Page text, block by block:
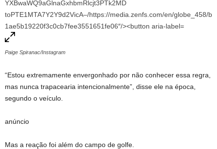
Paige Spiranac/Instagram
“Estou extremamente envergonhado por não conhecer essa regra,
mas nunca trapacearia intencionalmente”, disse ele na época,
segundo o veículo.
anúncio
Mas a reação foi além do campo de golfe.